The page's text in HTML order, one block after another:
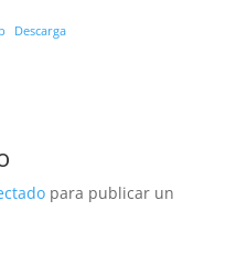
Descarga
para publicar un